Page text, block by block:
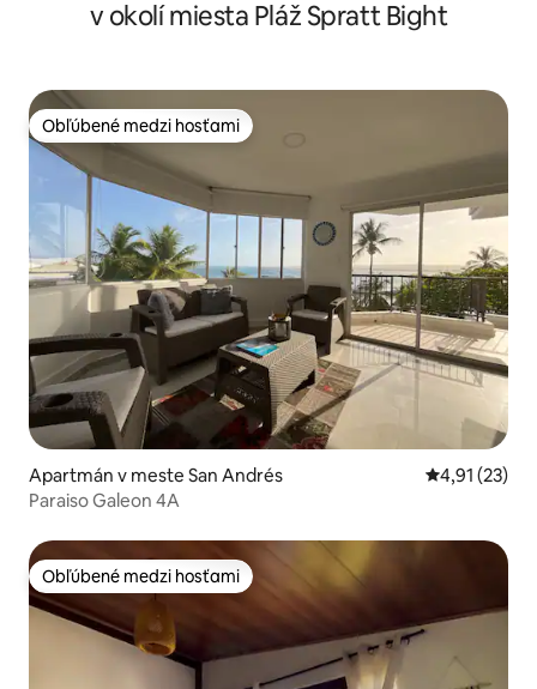
v okolí miesta Pláž Spratt Bight
Obľúbené medzi hosťami
Obľúbené medzi hosťami
Apartmán v meste San Andrés Priemerné
4,91 (23)
Paraiso Galeon 4A
Obľúbené medzi hosťami
Obľúbené medzi hosťami